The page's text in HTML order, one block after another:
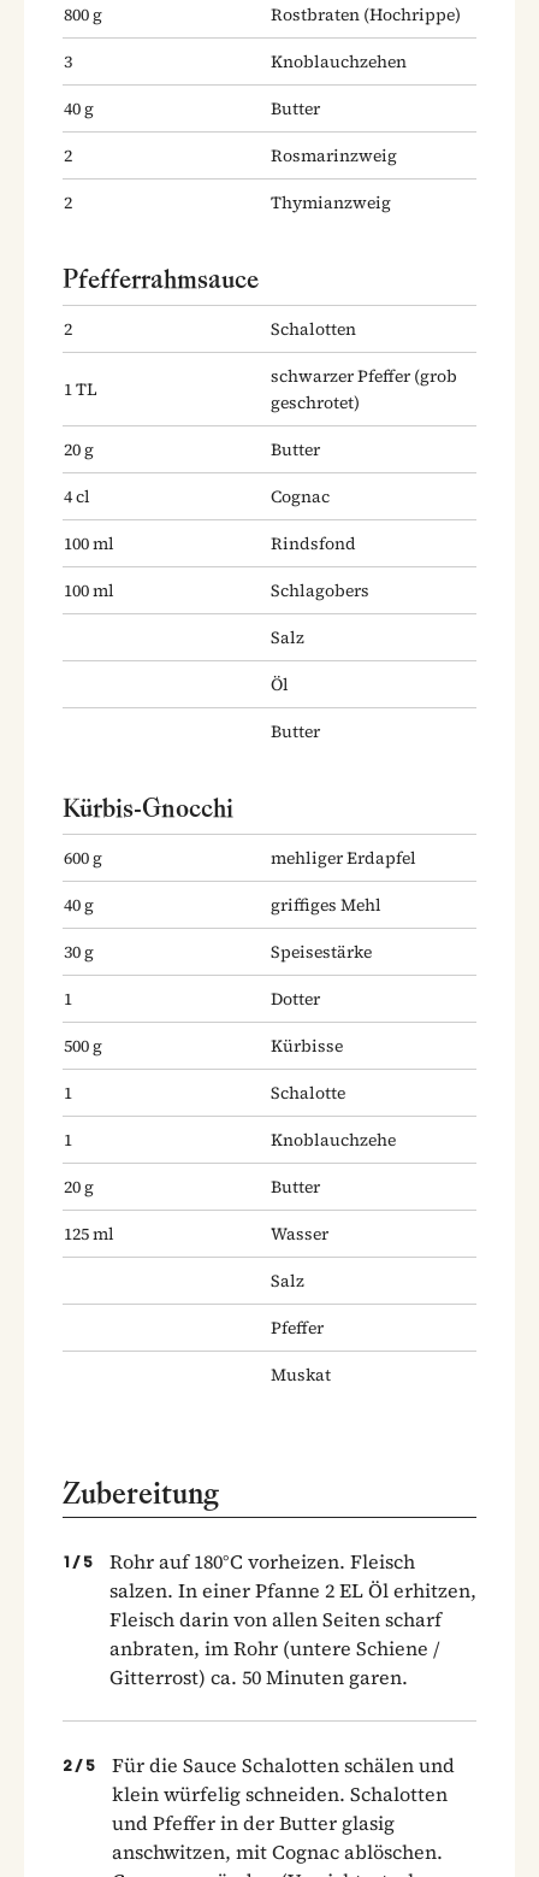
800g Rostbraten (Hochrippe)
3
Knoblauchzehen
40g
Butter
2
Rosmarinzweig
2
Thymianzweig
Pfefferrahmsauce
2 Schalotten
1TL
schwarzer Pfeffer (grob
geschrotet)
20g
Butter
4cl
Cognac
100ml
Rindsfond
100ml
Schlagobers
Salz
Öl
Butter
Kürbis-Gnocchi
600g
mehliger Erdapfel
40g
griffiges Mehl
30g
Speisestärke
1
Dotter
500g
Kürbisse
1
Schalotte
1
Knoblauchzehe
20g
Butter
125ml
Wasser
Salz
Pfeffer
Muskat
Zubereitung
1 / 5
Rohr auf 180°C vorheizen. Fleisch
salzen. In einer Pfanne 2 EL Öl erhitzen,
Fleisch darin von allen Seiten scharf
anbraten, im Rohr (untere Schiene /
Gitterrost) ca. 50 Minuten garen.
2 / 5
Für die Sauce Schalotten schälen und
klein würfelig schneiden. Schalotten
und Pfeffer in der Butter glasig
anschwitzen, mit Cognac ablöschen.